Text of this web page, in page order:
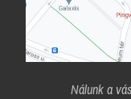
Nálunk a